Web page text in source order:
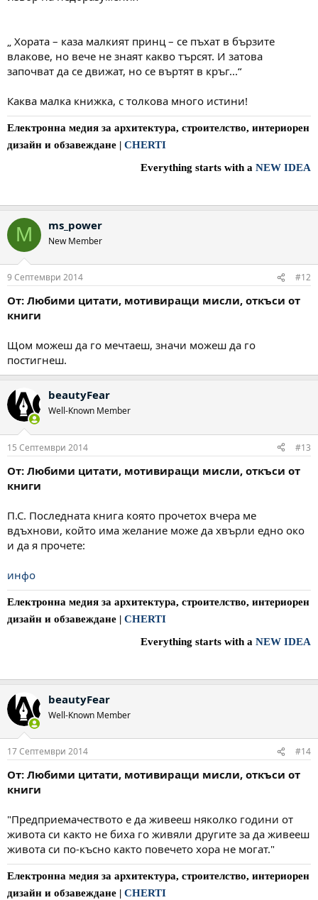
„ Хората – каза малкият принц – се пъхат в бързите
влакове, но вече не знаят какво търсят. И затова
започват да се движат, но се въртят в кръг...“
Каква малка книжка, с толкова много истини!
Електронна медия за архитектура, строителство, интериорен
дизайн и обзавеждане | CHERTI
Everything starts with a NEW IDEA
M ms_power
New Member
9 Септември 2014 #12
От: Любими цитати, мотивиращи мисли, откъси от
книги
Щом можеш да го мечтаеш, значи можеш да го
постигнеш.
beautyFear
Well-Known Member
15 Септември 2014 #13
От: Любими цитати, мотивиращи мисли, откъси от
книги
П.С. Последната книга която прочетох вчера ме
вдъхнови, който има желание може да хвърли едно око
и да я прочете:
инфо
Електронна медия за архитектура, строителство, интериорен
дизайн и обзавеждане | CHERTI
Everything starts with a NEW IDEA
beautyFear
Well-Known Member
17 Септември 2014 #14
От: Любими цитати, мотивиращи мисли, откъси от
книги
"Предприемачеството е да живееш няколко години от
живота си както не биха го живяли другите за да живееш
живота си по-късно както повечето хора не могат."
Електронна медия за архитектура, строителство, интериорен
дизайн и обзавеждане | CHERTI